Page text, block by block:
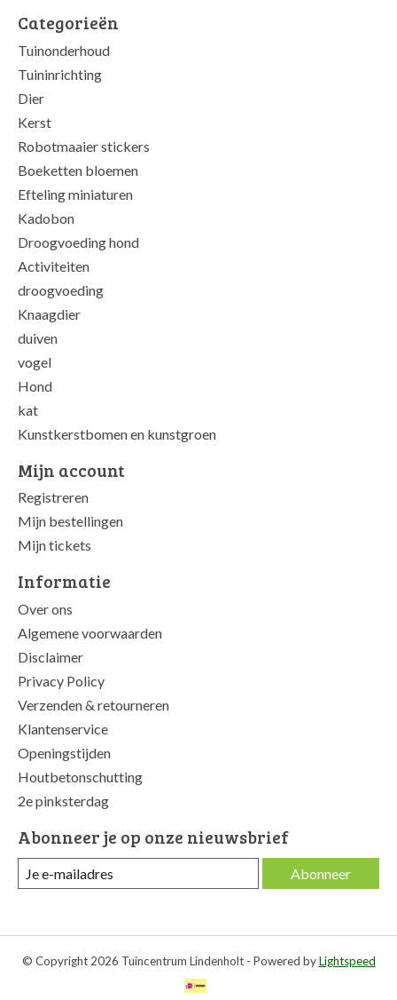
Categorieën
Tuinonderhoud
Tuininrichting
Dier
Kerst
Robotmaaier stickers
Boeketten bloemen
Efteling miniaturen
Kadobon
Droogvoeding hond
Activiteiten
droogvoeding
Knaagdier
duiven
vogel
Hond
kat
Kunstkerstbomen en kunstgroen
Mijn account
Registreren
Mijn bestellingen
Mijn tickets
Informatie
Over ons
Algemene voorwaarden
Disclaimer
Privacy Policy
Verzenden & retourneren
Klantenservice
Openingstijden
Houtbetonschutting
2e pinksterdag
Abonneer je op onze nieuwsbrief
Abonneer
© Copyright 2026 Tuincentrum Lindenholt - Powered byLightspeed